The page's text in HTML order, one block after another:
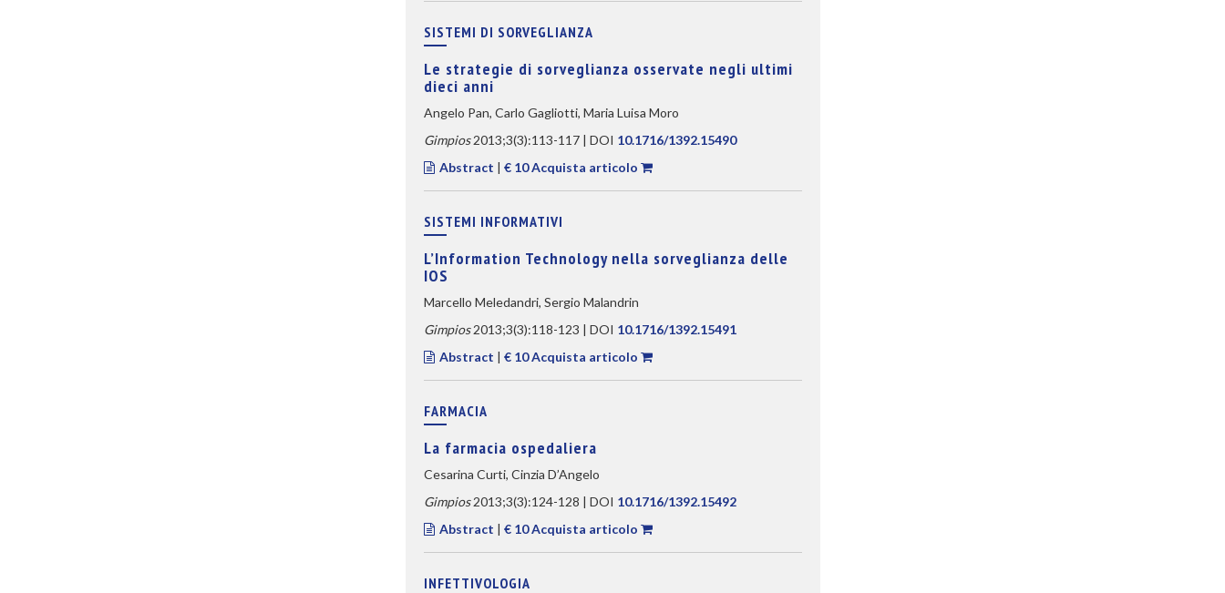
SISTEMI DI SORVEGLIANZA
Le strategie di sorveglianza osservate negli ultimi
dieci anni
Angelo Pan, Carlo Gagliotti, Maria Luisa Moro
Gimpios2013;3(3):113-117 | DOI 10.1716/1392.15490
Abstract | € 10 Acquista articolo
SISTEMI INFORMATIVI
L’Information Technology nella sorveglianza delle
IOS
Marcello Meledandri, Sergio Malandrin
Gimpios2013;3(3):118-123 | DOI 10.1716/1392.15491
Abstract | € 10 Acquista articolo
FARMACIA
La farmacia ospedaliera
Cesarina Curti, Cinzia D’Angelo
Gimpios2013;3(3):124-128 | DOI 10.1716/1392.15492
Abstract | € 10 Acquista articolo
INFETTIVOLOGIA